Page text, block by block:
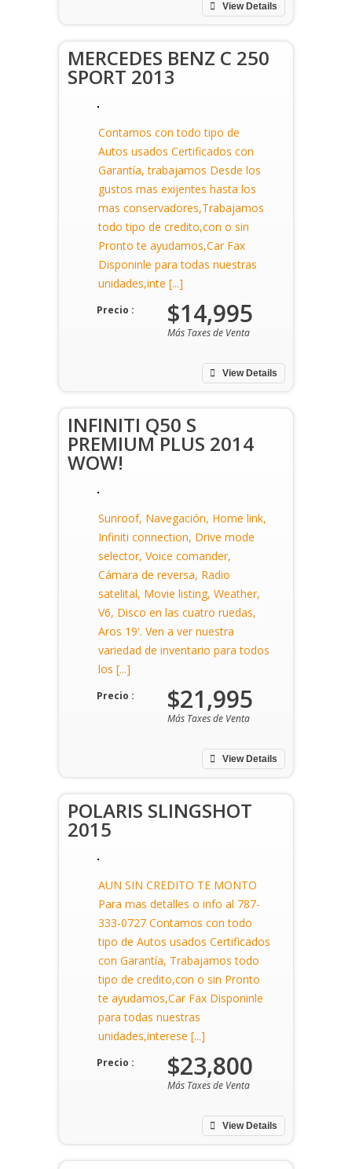
View Details
MERCEDES BENZ C 250
SPORT 2013
Contamos con todo tipo de
Autos usados Certificados con
Garantía, trabajamos Desde los
gustos mas exijentes hasta los
mas conservadores,Trabajamos
todo tipo de credito,con o sin
Pronto te ayudamos,Car Fax
Disponinle para todas nuestras
unidades,inte [...]
View Details
Precio : $14,995
Más Taxes de Venta
INFINITI Q50 S
PREMIUM PLUS 2014
WOW!
Sunroof, Navegación, Home link,
Infiniti connection, Drive mode
selector, Voice comander,
Cámara de reversa, Radio
satelital, Movie listing, Weather,
V6, Disco en las cuatro ruedas,
Aros 19'. Ven a ver nuestra
variedad de inventario para todos
los [...]
View Details
Precio : $21,995
Más Taxes de Venta
POLARIS SLINGSHOT
2015
AUN SIN CREDITO TE MONTO
Para mas detalles o info al 787-
333-0727 Contamos con todo
tipo de Autos usados Certificados
con Garantía, Trabajamos todo
tipo de credito,con o sin Pronto
te ayudamos,Car Fax Disponinle
para todas nuestras
unidades,interese [...]
View Details
Precio : $23,800
Más Taxes de Venta